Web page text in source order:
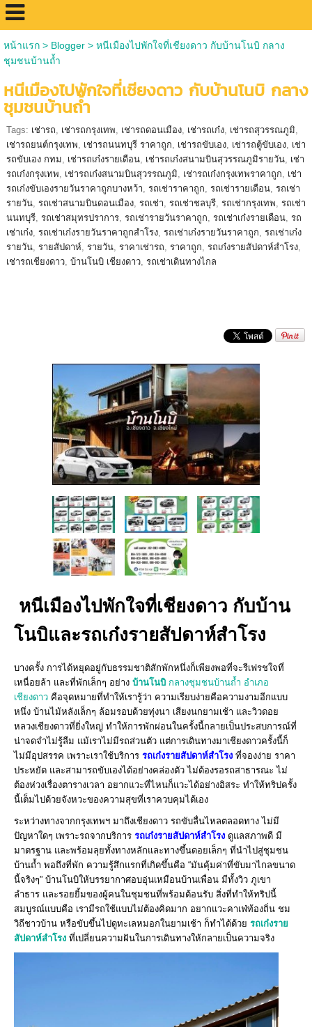
หน้าแรก> Blogger> หนีเมืองไปพักใจที่เชียงดาว กับบ้านโนบิ กลาง
ชุมชนบ้านถ้ำ
หนีเมืองไปพักใจที่เชียงดาว กับบ้านโนบิ กลาง
ชุมชนบ้านถ้ำ
Tags: เช่ารถ, เช่ารถกรุงเทพ, เช่ารถดอนเมือง, เช่ารถเก๋ง, เช่ารถสุวรรณภูมิ,
เช่ารถยนต์กรุงเทพ, เช่ารถนนทบุรี ราคาถูก, เช่ารถขับเอง, เช่ารถตู้ขับเอง, เช่า
รถขับเอง กทม, เช่ารถเก๋งรายเดือน, เช่ารถเก๋งสนามบินสุวรรณภูมิรายวัน, เช่า
รถเก๋งกรุงเทพ, เช่ารถเก๋งสนามบินสุวรรณภูมิ, เช่ารถเก๋งกรุงเทพราคาถูก, เช่า
รถเก๋งขับเองรายวันราคาถูกบางหว้า, รถเช่าราคาถูก, รถเช่ารายเดือน, รถเช่า
รายวัน, รถเช่าสนามบินดอนเมือง, รถเช่า, รถเช่าชลบุรี, รถเช่ากรุงเทพ, รถเช่า
นนทบุรี, รถเช่าสมุทรปราการ, รถเช่ารายวันราคาถูก, รถเช่าเก๋งรายเดือน, รถ
เช่าเก๋ง, รถเช่าเก๋งรายวันราคาถูกสำโรง, รถเช่าเก๋งรายวันราคาถูก, รถเช่าเก๋ง
รายวัน, รายสัปดาห์, รายวัน, ราคาเช่ารถ, ราคาถูก, รถเก๋งรายสัปดาห์สำโรง,
เช่ารถเชียงดาว, บ้านโนบิ เชียงดาว, รถเช่าเดินทางไกล
หนีเมืองไปพักใจที่เชียงดาว กับบ้าน
โนบิและรถเก๋งรายสัปดาห์สำโรง
บางครั้ง การได้หยุดอยู่กับธรรมชาติสักพักหนึ่งก็เพียงพอที่จะรีเฟรชใจที่
เหนื่อยล้า และที่พักเล็กๆ อย่าง บ้านโนบิ กลางชุมชนบ้านถ้ำ อำเภอ
เชียงดาว คือจุดหมายที่ทำให้เรารู้ว่า ความเรียบง่ายคือความงามอีกแบบ
หนึ่ง บ้านไม้หลังเล็กๆ ล้อมรอบด้วยทุ่งนา เสียงนกยามเช้า และวิวดอย
หลวงเชียงดาวที่ยิ่งใหญ่ ทำให้การพักผ่อนในครั้งนี้กลายเป็นประสบการณ์ที่
น่าจดจำไม่รู้ลืม แม้เราไม่มีรถส่วนตัว แต่การเดินทางมาเชียงดาวครั้งนี้ก็
ไม่มีอุปสรรค เพราะเราใช้บริการ รถเก๋งรายสัปดาห์สำโรง ที่จองง่าย ราคา
ประหยัด และสามารถขับเองได้อย่างคล่องตัว ไม่ต้องรอรถสาธารณะ ไม่
ต้องห่วงเรื่องตารางเวลา อยากแวะที่ไหนก็แวะได้อย่างอิสระ ทำให้ทริปครั้ง
นี้เต็มไปด้วยจังหวะของความสุขที่เราควบคุมได้เอง
ระหว่างทางจากกรุงเทพฯ มาถึงเชียงดาว รถขับลื่นไหลตลอดทาง ไม่มี
ปัญหาใดๆ เพราะรถจากบริการ รถเก๋งรายสัปดาห์สำโรง ดูแลสภาพดี มี
มาตรฐาน และพร้อมลุยทั้งทางหลักและทางขึ้นดอยเล็กๆ ที่นำไปสู่ชุมชน
บ้านถ้ำ พอถึงที่พัก ความรู้สึกแรกที่เกิดขึ้นคือ “มันคุ้มค่าที่ขับมาไกลขนาด
นี้จริงๆ” บ้านโนบิให้บรรยากาศอบอุ่นเหมือนบ้านเพื่อน มีทั้งวิว ภูเขา
ลำธาร และรอยยิ้มของผู้คนในชุมชนที่พร้อมต้อนรับ สิ่งที่ทำให้ทริปนี้
สมบูรณ์แบบคือ เรามีรถใช้แบบไม่ต้องคิดมาก อยากแวะคาเฟ่ท้องถิ่น ชม
วิถีชาวบ้าน หรือขับขึ้นไปดูทะเลหมอกในยามเช้า ก็ทำได้ด้วย รถเก๋งราย
สัปดาห์สำโรง ที่เปลี่ยนความฝันในการเดินทางให้กลายเป็นความจริง